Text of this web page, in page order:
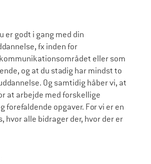
er godt i gang med din
fx inden for
eller som
og at du stadig har mindst to
Og samtidig håber vi, at
at arbejde med forskellige
forefaldende opgaver. For vi er en
hvor alle bidrager der, hvor der er